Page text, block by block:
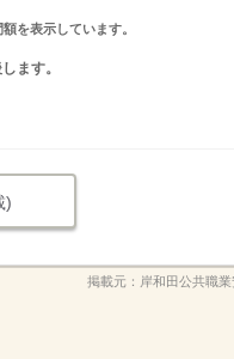
を表示しています。
ます。
)
掲載元： 岸和田公共職